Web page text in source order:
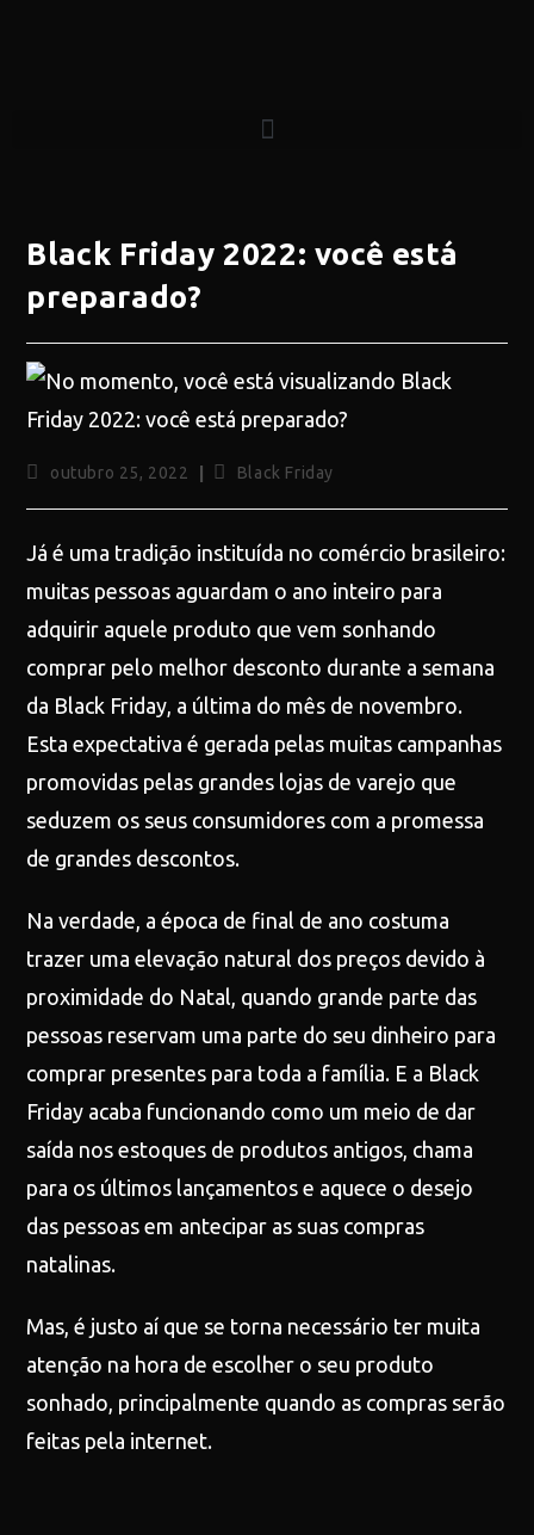
Black Friday 2022: você está
preparado?
outubro 25, 2022 Black Friday
Já é uma tradição instituída no comércio brasileiro:
muitas pessoas aguardam o ano inteiro para
adquirir aquele produto que vem sonhando
comprar pelo melhor desconto durante a semana
da Black Friday, a última do mês de novembro.
Esta expectativa é gerada pelas muitas campanhas
promovidas pelas grandes lojas de varejo que
seduzem os seus consumidores com a promessa
de grandes descontos.
Na verdade, a época de final de ano costuma
trazer uma elevação natural dos preços devido à
proximidade do Natal, quando grande parte das
pessoas reservam uma parte do seu dinheiro para
comprar presentes para toda a família. E a Black
Friday acaba funcionando como um meio de dar
saída nos estoques de produtos antigos, chama
para os últimos lançamentos e aquece o desejo
das pessoas em antecipar as suas compras
natalinas.
Mas, é justo aí que se torna necessário ter muita
atenção na hora de escolher o seu produto
sonhado, principalmente quando as compras serão
feitas pela internet.